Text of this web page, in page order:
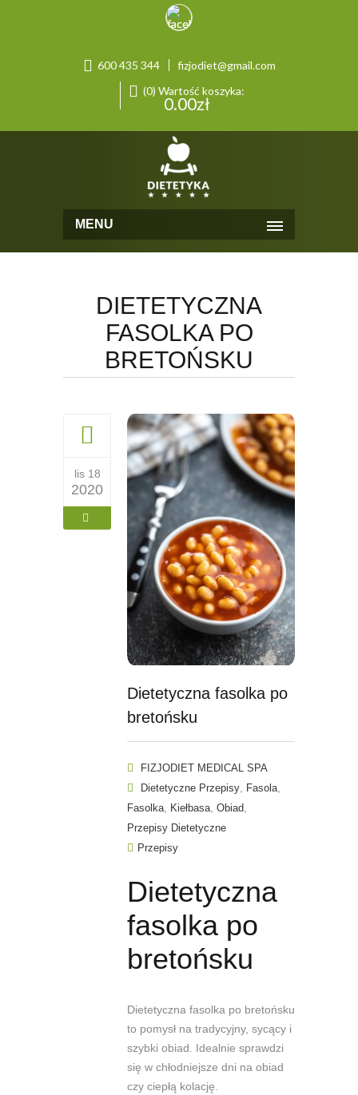
600 435 344
fizjodiet@gmail.com
(0) Wartość koszyka:
0.00zł
MENU
DIETETYCZNA
FASOLKA PO
BRETOŃSKU
lis 18
2020
Dietetyczna fasolka po
bretońsku
FIZJODIET MEDICAL SPA
Dietetyczne Przepisy
Fasola
Fasolka Kiełbasa Obiad
Przepisy Dietetyczne
Przepisy
Dietetyczna
fasolka po
bretońsku
Dietetyczna fasolka po bretońsku
to pomysł na tradycyjny, sycący i
szybki obiad. Idealnie sprawdzi
się w chłodniejsze dni na obiad
czy ciepłą kolację.